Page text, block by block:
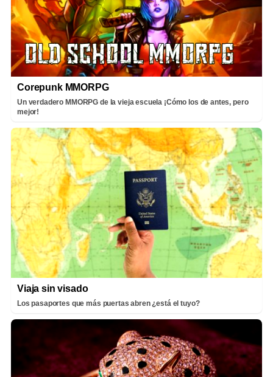
Corepunk MMORPG
Un verdadero MMORPG de la vieja escuela ¡Cómo los de antes, pero
mejor!
Viaja sin visado
Los pasaportes que más puertas abren ¿está el tuyo?